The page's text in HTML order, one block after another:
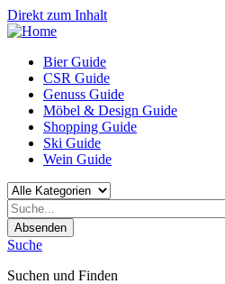
Direkt zum Inhalt
Bier Guide
CSR Guide
Genuss Guide
Möbel & Design Guide
Shopping Guide
Ski Guide
Wein Guide
Absenden
Suche
Suchen und Finden